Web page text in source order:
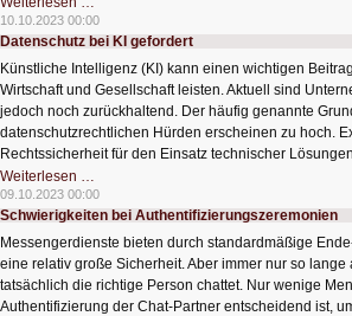
rüstet
bei
IOT-
auf
10.10.2023 00:00
Datenschutz bei KI gefordert
Künstliche Intelligenz (KI) kann einen wichtigen
Wirtschaft und Gesellschaft leisten. Aktuell sind
jedoch noch zurückhaltend. Der häufig genannte
datenschutzrechtlichen Hürden erscheinen zu hoch.
Rechtssicherheit für den Einsatz technischer Lösungen
Weiterlesen …
bei
KI
gefordert
09.10.2023 00:00
Schwierigkeiten bei Authentifizierungszeremonien
Messengerdienste bieten durch standardmäßige
eine relativ große Sicherheit. Aber immer nur so lange
tatsächlich die richtige Person chattet. Nur wenige
Authentifizierung der Chat-Partner entscheidend ist,